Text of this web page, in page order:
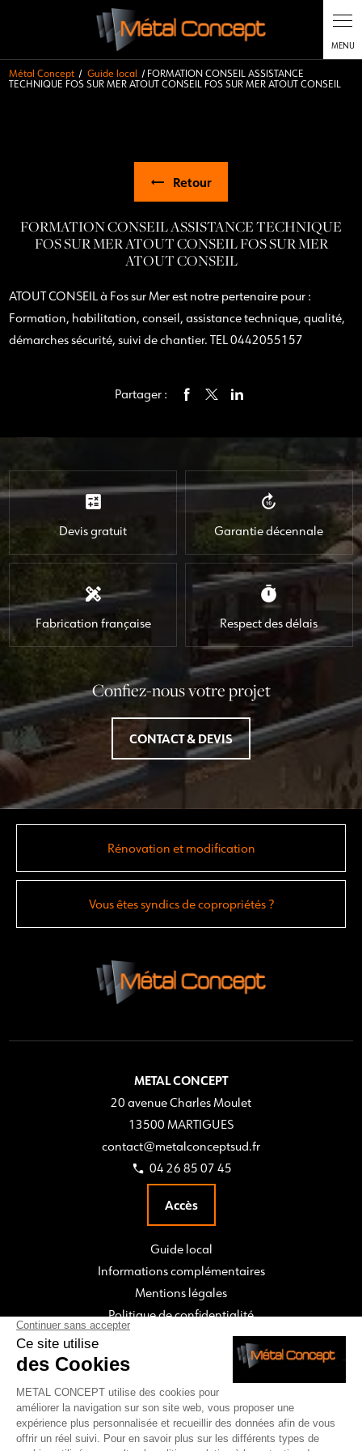
Métal Concept Guide local
FORMATION CONSEIL ASSISTANCE
TECHNIQUE FOS SUR MER ATOUT CONSEIL FOS SUR MER ATOUT CONSEIL
Retour
FORMATION CONSEIL ASSISTANCE TECHNIQUE
FOS SUR MER ATOUT CONSEIL FOS SUR MER
ATOUT CONSEIL
ATOUT CONSEIL à Fos sur Mer est notre pertenaire pour :
Formation, habilitation, conseil, assistance technique, qualité,
démarches sécurité, suivi de chantier. TEL 0442055157
Partager :
calculate
Devis gratuit
forward_10
Garantie décennale
design_services
Fabrication française
timer
Respect des délais
Confiez-nous votre projet
CONTACT & DEVIS
Rénovation et modification
Vous êtes syndics de copropriétés ?
METAL CONCEPT
20 avenue Charles Moulet
13500 MARTIGUES
contact@metalconceptsud.fr
04 26 85 07 45
Accès
Guide local
Informations complémentaires
Mentions légales
Politique de confidentialité